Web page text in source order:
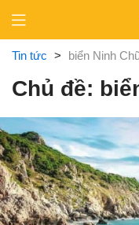
content
Tin tức > biển Ninh
Chủ đề: